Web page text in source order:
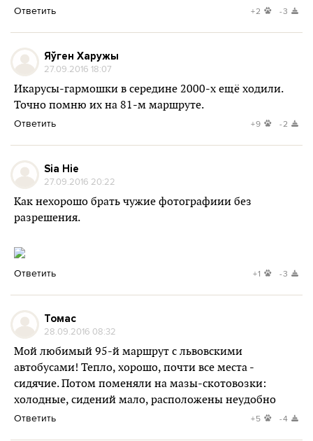
Ответить +2 -3
Яўген Харужы
27.09.2016 18:07
Икарусы-гармошки в середине 2000-х ещё ходили.
Точно помню их на 81-м маршруте.
Ответить +9 -2
Sia Hie
27.09.2016 20:22
Как нехорошо брать чужие фотографиии без
разрешения.
Ответить +1 -3
Томас
28.09.2016 08:32
Мой любимый 95-й маршрут с львовскими
автобусами! Тепло, хорошо, почти все места -
сидячие. Потом поменяли на мазы-скотовозки:
холодные, сидений мало, расположены неудобно
Ответить +5 -4